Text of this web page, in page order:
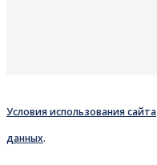
Условия использования сайта
данных.